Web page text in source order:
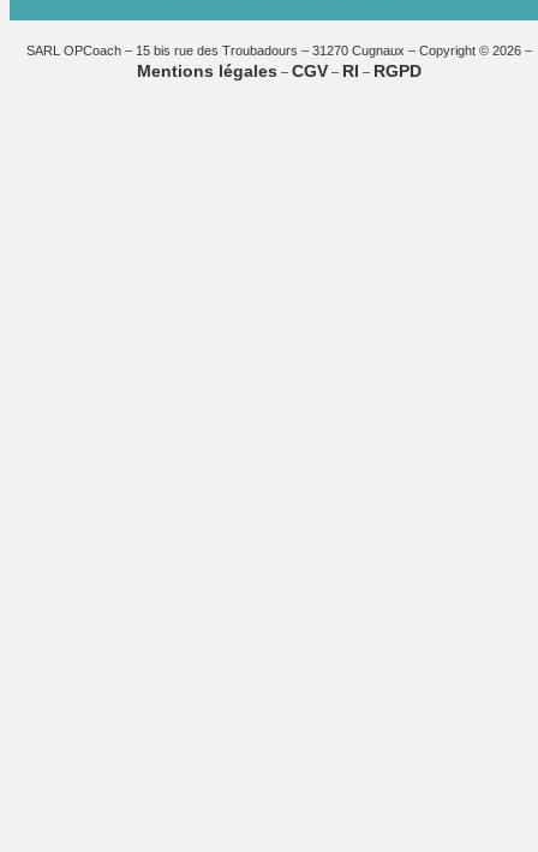
SARL OPCoach – 15 bis rue des Troubadours – 31270 Cugnaux – Copyright © 2026 –
Mentions légales – CGV– RI – RGPD